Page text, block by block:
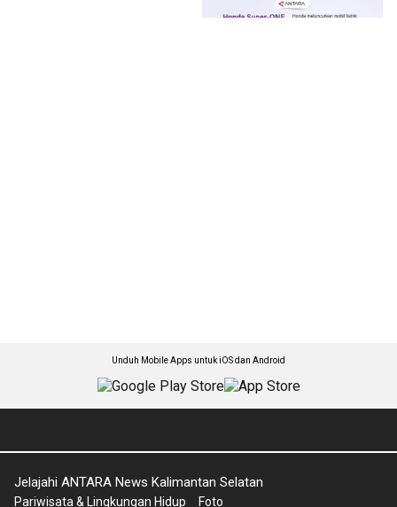
Unduh Mobile Apps untuk iOS dan Android
Jelajahi ANTARA News Kalimantan Selatan
Pariwisata & Lingkungan Hidup Foto